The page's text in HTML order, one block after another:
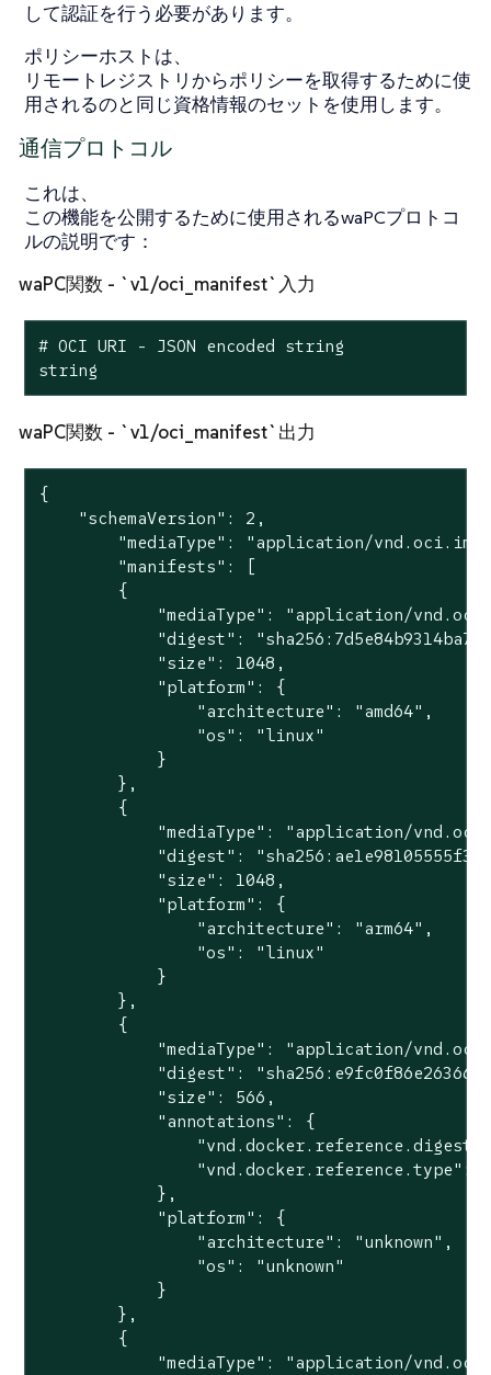
して認証を行う必要があります。
ポリシーホストは、
リモートレジストリからポリシーを取得するために使
用されるのと同じ資格情報のセットを使用します。
通信プロトコル
これは、
この機能を公開するために使用されるwaPCプロトコ
ルの説明です：
waPC関数 - `v1/oci_manifest`入力
# OCI URI - JSON encoded string
string
waPC関数 - `v1/oci_manifest`出力
{
    "schemaVersion": 2,
"mediaType": "application/
        "manifests": [
        {
"mediaType": "application/
"digest":
            "size": 1048,
            "platform": {
                "architecture": "amd64",
                "os": "linux"
            }
        },
        {
"mediaType": "application/
"digest":
            "size": 1048,
            "platform": {
                "architecture": "arm64",
                "os": "linux"
            }
        },
        {
"mediaType": "application/
"digest":
            "size": 566,
            "annotations": {
"vnd.docker.reference.type":
            },
            "platform": {
                "architecture": "unknown",
                "os": "unknown"
            }
        },
        {
"mediaType": "application/